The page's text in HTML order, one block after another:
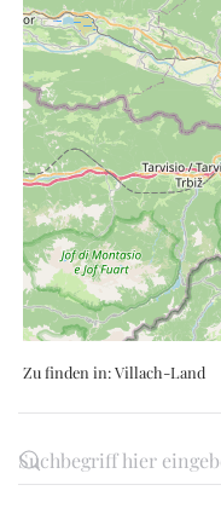
Zu finden in:Villach-Land